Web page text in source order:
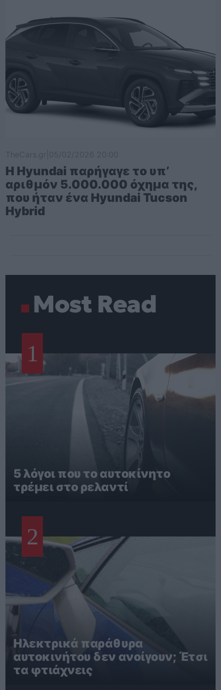
Η Hyundai παρήγαγε το υπ’
αριθμόν 5.000.000 όχημα της,
που ήταν ένα Hyundai Tucson
Hybrid
Most Read
1
5 λόγοι που το αυτοκίνητο
τρέμει στο ρελαντί
2
Ηλεκτρικά παράθυρα
αυτοκινήτου δεν ανοίγουν; Έτσι
τα φτιάχνεις